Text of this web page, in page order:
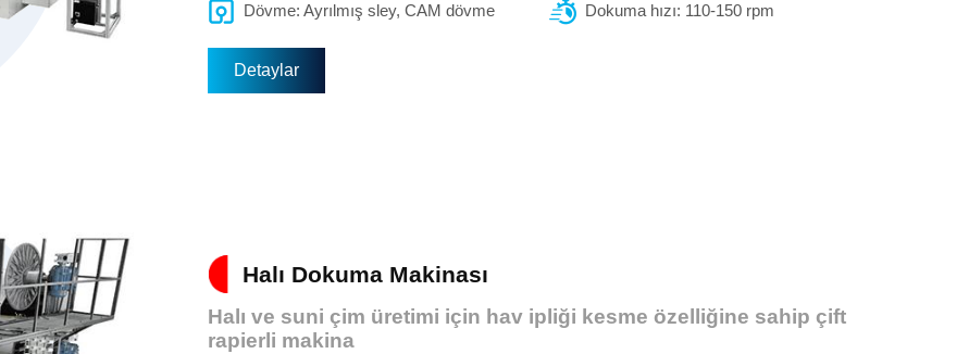
Dövme: Ayrılmış sley, CAM dövme Dokuma hızı: 110-150 rpm
Detaylar
Halı Dokuma Makinası
Halı ve suni çim üretimi için hav ipliği kesme özelliğine sahip çift
rapierli makina